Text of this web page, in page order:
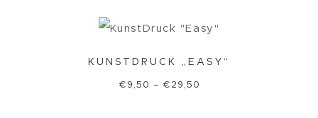
KUNSTDRUCK „EASY“
€ 9,50 – € 29,50